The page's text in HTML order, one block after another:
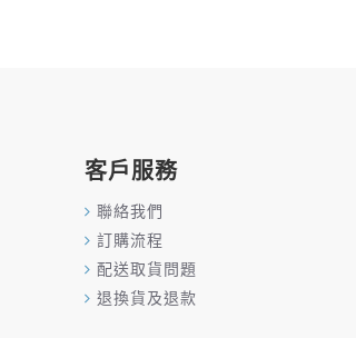
客戶服務
聯絡我們
訂購流程
配送取貨問題
退換貨及退款